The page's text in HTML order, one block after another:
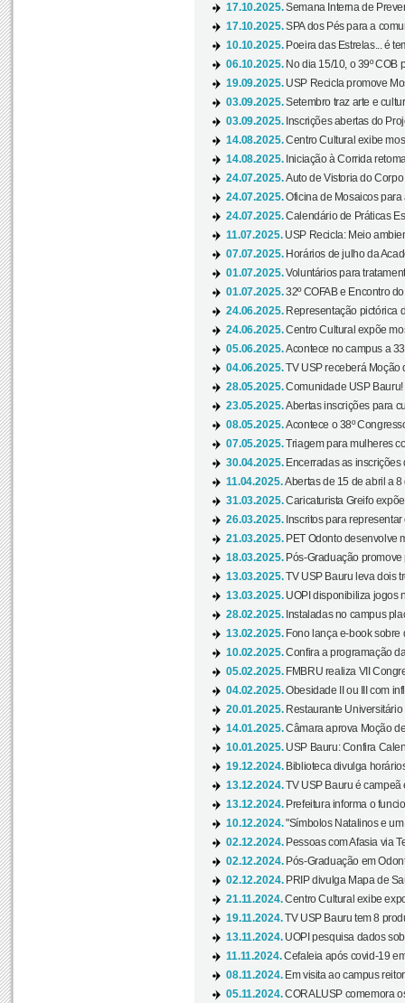
17.10.2025.Semana Interna de
17.10.2025.SPA dos Pés para a
10.10.2025. Poeira das Estrelas... é
06.10.2025. No dia 15/10, o 39º COB
19.09.2025. USP Recicla promove
03.09.2025.Setembro traz arte e
03.09.2025. Inscrições abertas do
14.08.2025.Centro Cultural exibe
14.08.2025. Iniciação à Corrida
24.07.2025.Auto de Vistoria do
24.07.2025.Oficina de Mosaicos
24.07.2025.Calendário de Práticas
11.07.2025. USP Recicla: Meio
07.07.2025. Horários de julho da
01.07.2025.Voluntários para
01.07.2025.32º COFAB e Encontro
24.06.2025. Representação pictórica
24.06.2025.Centro Cultural expõe
05.06.2025.Acontece no campus a
04.06.2025.TV USP receberá Moção
28.05.2025.Comunidade USP Bauru!
23.05.2025.Abertas inscrições para
08.05.2025.Acontece o 38º
07.05.2025.Triagem para mulheres
30.04.2025. Encerradas as inscrições
11.04.2025.Abertas de 15 de abril a
31.03.2025.Caricaturista Greifo
26.03.2025. Inscritos para
21.03.2025. PET Odonto desenvolve
18.03.2025. Pós-Graduação
13.03.2025.TV USP Bauru leva dois
13.03.2025. UOPI disponibiliza jogos
28.02.2025. Instaladas no campus
13.02.2025. Fono lança e-book sobre
10.02.2025.Confira a programação
05.02.2025. FMBRU realiza VII
04.02.2025.Obesidade II ou III com
20.01.2025. Restaurante
14.01.2025.Câmara aprova Moção
10.01.2025. USP Bauru: Confira
19.12.2024. Biblioteca divulga
13.12.2024.TV USP Bauru é campeã
13.12.2024. Prefeitura informa o
10.12.2024."Símbolos Natalinos e
02.12.2024. Pessoas com Afasia via
02.12.2024. Pós-Graduação em
02.12.2024. PRIP divulga Mapa de
21.11.2024.Centro Cultural exibe
19.11.2024.TV USP Bauru tem 8
13.11.2024. UOPI pesquisa dados
11.11.2024.Cefaleia após covid-19
08.11.2024. Em visita ao campus
05.11.2024.CORALUSP comemora